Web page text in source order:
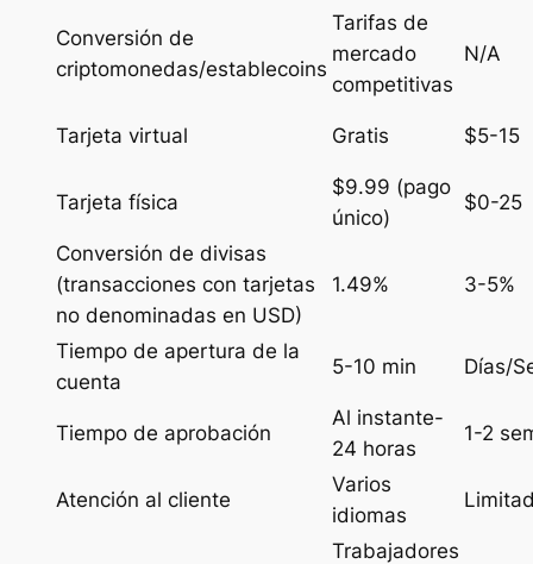
Conversión de
criptomonedas/establecoins
Tarifas de
mercado
competitivas
N/A
Tarjeta virtual Gratis $5-15
Tarjeta física
$9.99 (pago
único)
$0-25
Conversión de divisas
(transacciones con tarjetas
no denominadas en USD)
1.49% 3-5%
Tiempo de apertura de la
cuenta
5-10 min Días/
Tiempo de aprobación
Al instante-
24 horas
1-2
Atención al cliente
Varios
idiomas
Trabajadores